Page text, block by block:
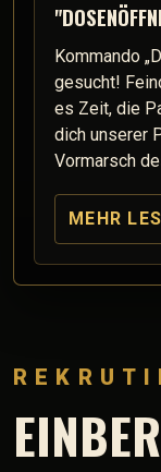
Kommando
gesucht!
es Zeit, die
dich unserer
Vormarsch
MEHR